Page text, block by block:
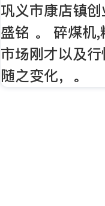
巩义市康店镇
盛铭 。 碎煤机
市场刚才以及
随之变化，。